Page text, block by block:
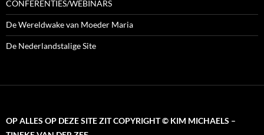
CONFERENTIES/WEBINARS
De Wereldwake van Moeder Maria
De Nederlandstalige Site
OP ALLES OP DEZE SITE ZIT COPYRIGHT © KIM MICHAELS –